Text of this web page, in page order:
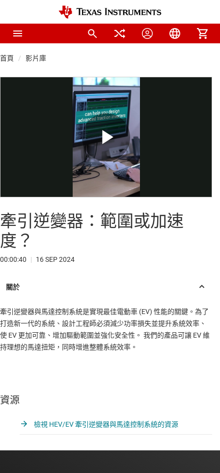
首頁 影片庫
Play
Video
牽引逆變器：範圍或加速
度？
00:00:40 | 16 SEP 2024
牽引逆變器與馬達控制系統是實現最佳電動車 (EV) 性能的關鍵。為了
打造新一代的系統、設計工程師必須減少功率損失並提升系統效率、
使 EV 更加可靠、增加驅動範圍並強化安全性。 我們的產品可讓 EV 維
持理想的馬達扭矩，同時增進整體系統效率。
資源
檢視 HEV/EV 牽引逆變器與馬達控制系統的資源